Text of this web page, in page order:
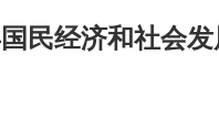
民经济和社会